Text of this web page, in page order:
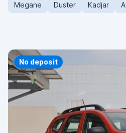
Megane Duster Kadjar
Priority
No deposit